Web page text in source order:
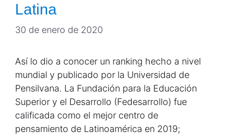
Latina
30 de enero de 2020
Así lo dio a conocer un ranking hecho a nivel
mundial y publicado por la Universidad de
Pensilvana. La Fundación para la Educación
Superior y el Desarrollo (Fedesarrollo) fue
calificada como el mejor centro de
pensamiento de Latinoamérica en 2019;